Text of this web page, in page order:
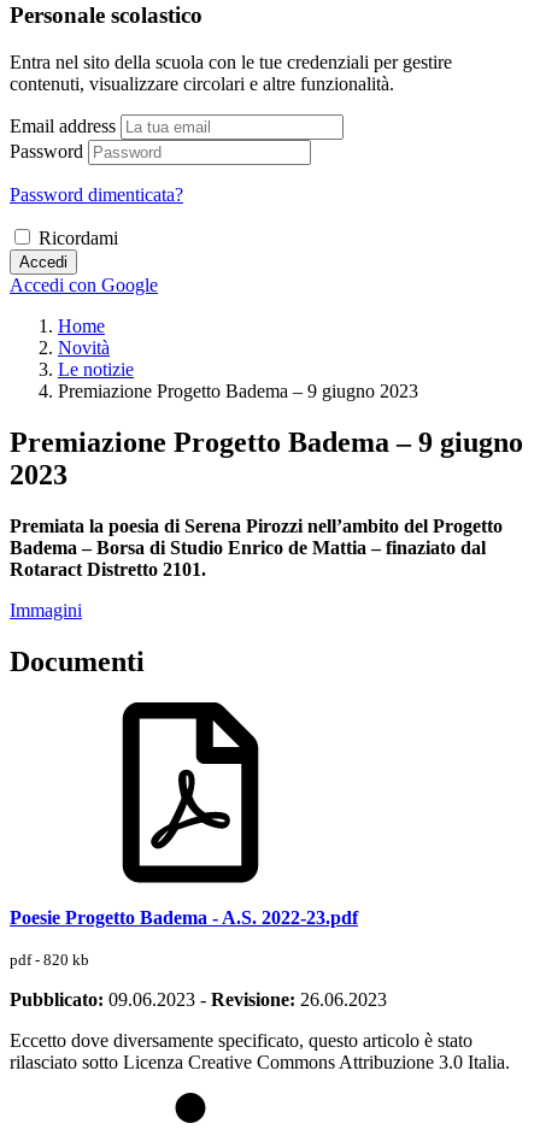
Personale scolastico
Entra nel sito della scuola con le tue credenziali per gestire
contenuti, visualizzare circolari e altre funzionalità.
Email address
Password
Password dimenticata?
Ricordami
Accedi
Accedi con Google
Home
Novità
Le notizie
Premiazione Progetto Badema – 9 giugno 2023
Premiazione Progetto Badema – 9 giugno
2023
Premiata la poesia di Serena Pirozzi nell’ambito del Progetto
Badema – Borsa di Studio Enrico de Mattia – finaziato dal
Rotaract Distretto 2101.
Immagini
Documenti
Poesie Progetto Badema - A.S. 2022-23.pdf
pdf - 820 kb
Pubblicato: 09.06.2023 - Revisione: 26.06.2023
Eccetto dove diversamente specificato, questo articolo è stato
rilasciato sotto Licenza Creative Commons Attribuzione 3.0 Italia.